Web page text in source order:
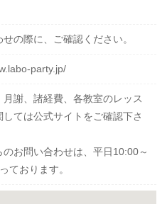
の際に、ご確認ください。
party.jp/
謝、諸経費、各教室のレッス
しては公式サイトをご確認下さ
お問い合わせは、平日10:00～
ております。